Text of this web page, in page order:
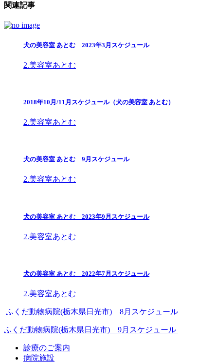
関連記事
犬の美容室 あとむ 2023年3月スケジュール
2.美容室あとむ
2018年10月/11月スケジュール（犬の美容室 あとむ）
2.美容室あとむ
犬の美容室 あとむ 9月スケジュール
2.美容室あとむ
犬の美容室 あとむ 2023年9月スケジュール
2.美容室あとむ
犬の美容室 あとむ 2022年7月スケジュール
2.美容室あとむ
ふくだ動物病院(栃木県日光市) 8月スケジュール
ふくだ動物病院(栃木県日光市) 9月スケジュール
診療のご案内
病院施設